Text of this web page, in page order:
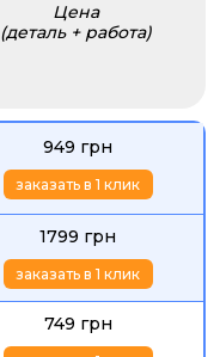
Цена
(деталь + работа)
949 грн
заказать в 1 клик
1799 грн
заказать в 1 клик
749 грн